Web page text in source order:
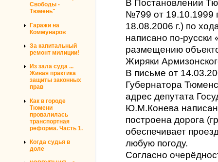
Свободы -
Тюмень"
Гаражи на
Коммунаров
За капитальный
ремонт милиции!
Из зала суда ...
Живая практика
защиты законных
прав
Как в городе
Тюмени
провалилась
транспортная
реформа. Часть 1.
Когда судья в
доле
В Постановлении
№799 от 19.10.1999
18.08.2006 г.) по
написано по-русски
размещению
Жиряки
В письме от
Губернатора
адрес депутата
Ю.М.Конева
построена дорога
обеспечивает
любую погоду.
Согласно